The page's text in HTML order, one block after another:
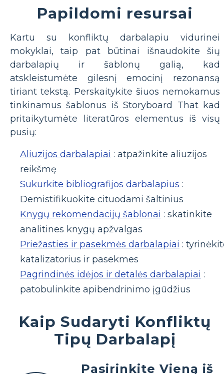
Papildomi resursai
Kartu su konfliktų darbalapiu vidurinei
mokyklai, taip pat būtinai išnaudokite šių
darbalapių ir šablonų galią, kad
atskleistumėte gilesnį emocinį rezonansą
tiriant tekstą. Perskaitykite šiuos nemokamus
tinkinamus šablonus iš Storyboard That kad
pritaikytumėte literatūros elementus iš visų
pusių:
Aliuzijos darbalapiai : atpažinkite aliuzijos
reikšmę
Sukurkite bibliografijos darbalapius :
Demistifikuokite cituodami šaltinius
Knygų rekomendacijų šablonai : skatinkite
analitines knygų apžvalgas
Priežasties ir pasekmės darbalapiai :
katalizatorius ir pasekmes
Pagrindinės idėjos ir detalės darbalapiai :
patobulinkite apibendrinimo įgūdžius
Kaip Sudaryti Konfliktų
Tipų Darbalapį
Pasirinkite Vieną iš